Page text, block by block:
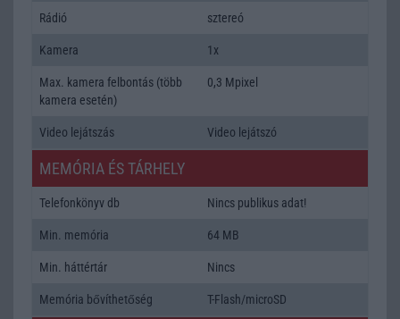
Rádió sztereó
Kamera 1x
Max. kamera felbontás (több
kamera esetén)
0,3 Mpixel
Video lejátszás Video lejátszó
MEMÓRIA ÉS TÁRHELY
Telefonkönyv db Nincs publikus adat!
Min. memória 64 MB
Min. háttértár Nincs
Memória bővíthetőség T-Flash/microSD